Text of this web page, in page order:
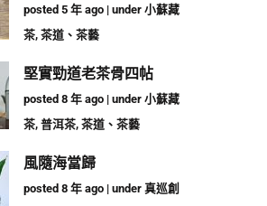
posted 5 年 ago |under小蘇藏
茶,茶道、茶藝
堅實勁道老茶骨四帖
posted 8 年 ago |under小蘇藏
茶,普洱茶,茶道、茶藝
風隨海當歸
posted 8 年 ago |under真巡創